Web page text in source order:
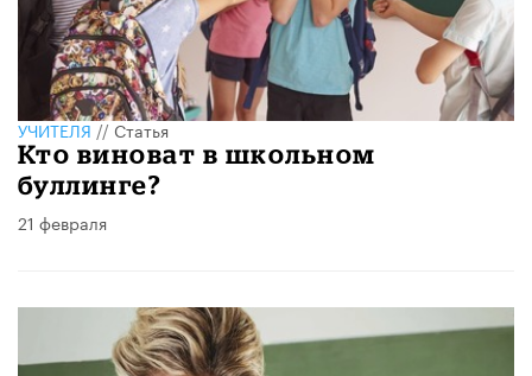
УЧИТЕЛЯ//Статья
Кто виноват в школьном
буллинге?
21 февраля